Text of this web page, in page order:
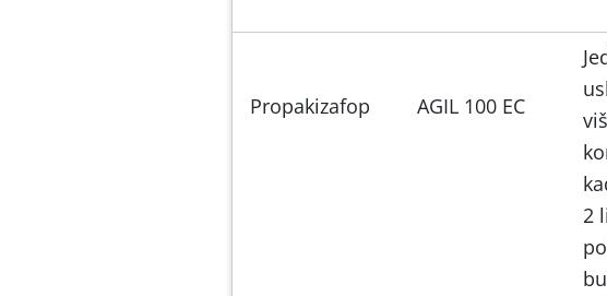
Propakizafop AGIL 100 EC
2